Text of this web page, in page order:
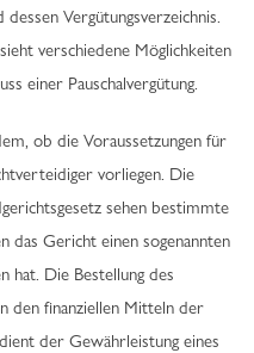
Vergütungsverzeichnis.
verschiedene Möglichkeiten
einer Pauschalvergütung.
ob die Voraussetzungen für
vorliegen. Die
sehen bestimmte
das Gericht einen sogenannten
hat. Die Bestellung des
den finanziellen Mitteln der
der Gewährleistung eines